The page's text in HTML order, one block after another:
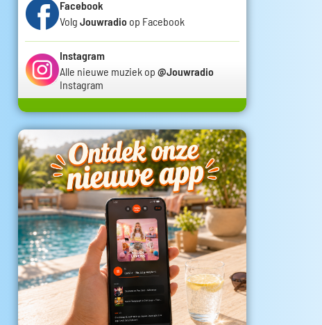
Facebook
Volg Jouwradio op Facebook
Instagram
Alle nieuwe muziek op @Jouwradio
Instagram